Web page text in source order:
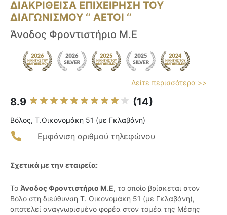
ΔΙΑΚΡΙΘΕΙΣΑ ΕΠΙΧΕΙΡΗΣΗ ΤΟΥ
ΔΙΑΓΩΝΙΣΜΟΥ ‘’ ΑΕΤΟΙ ‘’
Άνοδος Φροντιστήριο Μ.Ε
Δείτε περισσότερα >>
8.9 (14)
Βόλος, Τ.Οικονομάκη 51 (με Γκλαβάνη)
Εμφάνιση αριθμού τηλεφώνου
Σχετικά με την εταιρεία:
Το Άνοδος Φροντιστήριο Μ.Ε, το οποίο βρίσκεται στον
Βόλο στη διεύθυνση Τ. Οικονομάκη 51 (με Γκλαβάνη),
αποτελεί αναγνωρισμένο φορέα στον τομέα της Μέσης